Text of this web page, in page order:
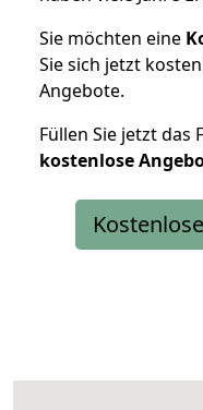
Sie möchten eine
Sie sich jetzt
Angebote.
Füllen Sie jetzt das
kostenlose